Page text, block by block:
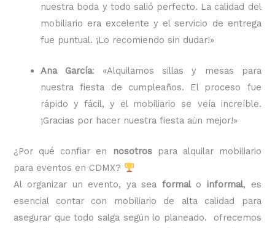
nuestra boda y todo salió perfecto. La calidad del
mobiliario era excelente y el servicio de entrega
fue puntual. ¡Lo recomiendo sin dudar!»
Ana García: «Alquilamos sillas y mesas para
nuestra fiesta de cumpleaños. El proceso fue
rápido y fácil, y el mobiliario se veía increíble.
¡Gracias por hacer nuestra fiesta aún mejor!»
¿Por qué confiar en nosotrospara alquilar mobiliario
para eventos en CDMX?
Al organizar un evento, ya sea formalo informal, es
esencial contar con mobiliario de alta calidad para
asegurar que todo salga según lo planeado. ofrecemos